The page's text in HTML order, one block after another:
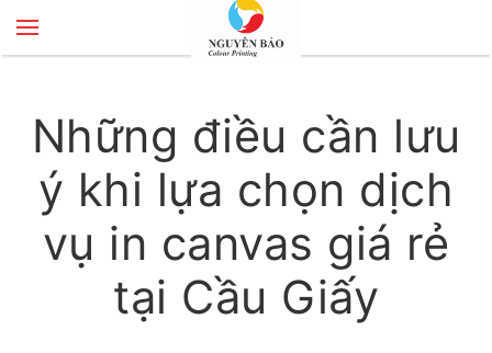
Skip to main content
Những điều cần lưu
ý khi lựa chọn dịch
vụ in canvas giá rẻ
tại Cầu Giấy